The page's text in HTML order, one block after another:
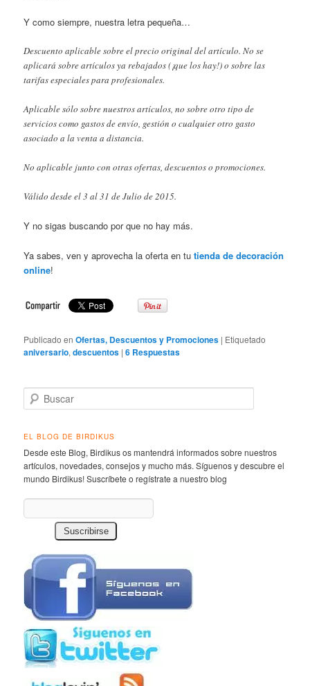
Y como siempre, nuestra letra pequeña…
Descuento aplicable sobre el precio original del artículo. No se
aplicará sobre artículos ya rebajados (¡que los hay!) o sobre las
tarifas especiales para profesionales.
Aplicable sólo sobre nuestros artículos, no sobre otro tipo de
servicios como gastos de envío, gestión o cualquier otro gasto
asociado a la venta a distancia.
No aplicable junto con otras ofertas, descuentos o promociones.
Válido desde el 3 al 31 de Julio de 2015.
Y no sigas buscando por que no hay más.
Ya sabes, ven y aprovecha la oferta en tutienda de decoración
online!
Publicado en Ofertas, Descuentos y Promociones | Etiquetado
aniversario,descuentos |6 Respuestas
Buscar
EL BLOG DE BIRDIKUS
Desde este Blog, Birdikus os mantendrá informados sobre nuestros
artículos, novedades, consejos y mucho más. Síguenos y descubre el
mundo Birdikus! Suscríbete o regístrate a nuestro blog